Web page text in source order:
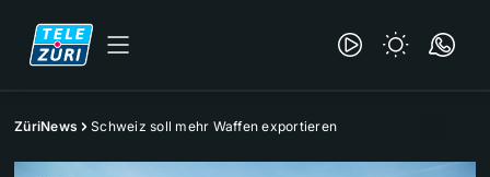
ZüriNews Schweiz soll mehr Waffen exportieren